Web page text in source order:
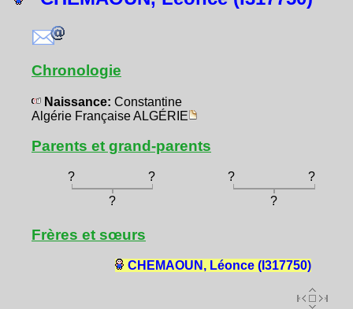
Chronologie
Naissance: Constantine
Algérie Française ALGÉRIE
Parents et grand-parents
? ? ?
?
?
?
Frères et sœurs
CHEMAOUN, Léonce (I317750)